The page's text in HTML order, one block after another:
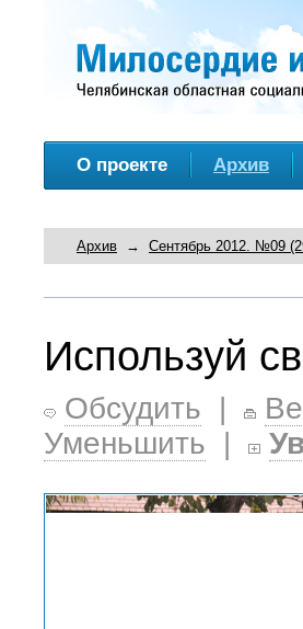
О проекте Архив
Архив → Сентябрь 2012. №09
Используй
Обсудить |
Уменьшить |